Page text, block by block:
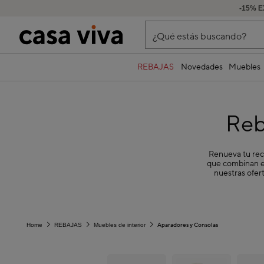
-15%
¿Qué estás buscando?
REBAJAS Novedades Muebles
Renueva tu
que combinan
nuestras
Aparadores y Consolas
Muebles de interior
REBAJAS
Home